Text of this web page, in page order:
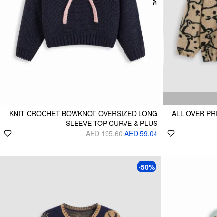
ALL OVER
KNIT CROCHET BOWKNOT OVERSIZED LONG
SLEEVE TOP CURVE & PLUS
AED 59.04
AED 195.60
-50%